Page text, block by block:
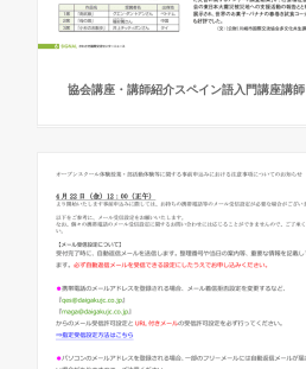
協会講座・講師紹介スペイン語入門講座講師